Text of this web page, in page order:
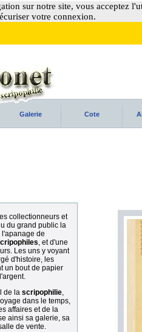
sur notre site, vous acceptez
votre connexion.
Galerie Cote
du grand public la
l'apanage de
, et d'une
Les uns y voyant
d'histoire, les
un bout de papier
de la scripophilie,
dans le temps,
affaires et de la
ainsi sa galerie, sa
de vente.